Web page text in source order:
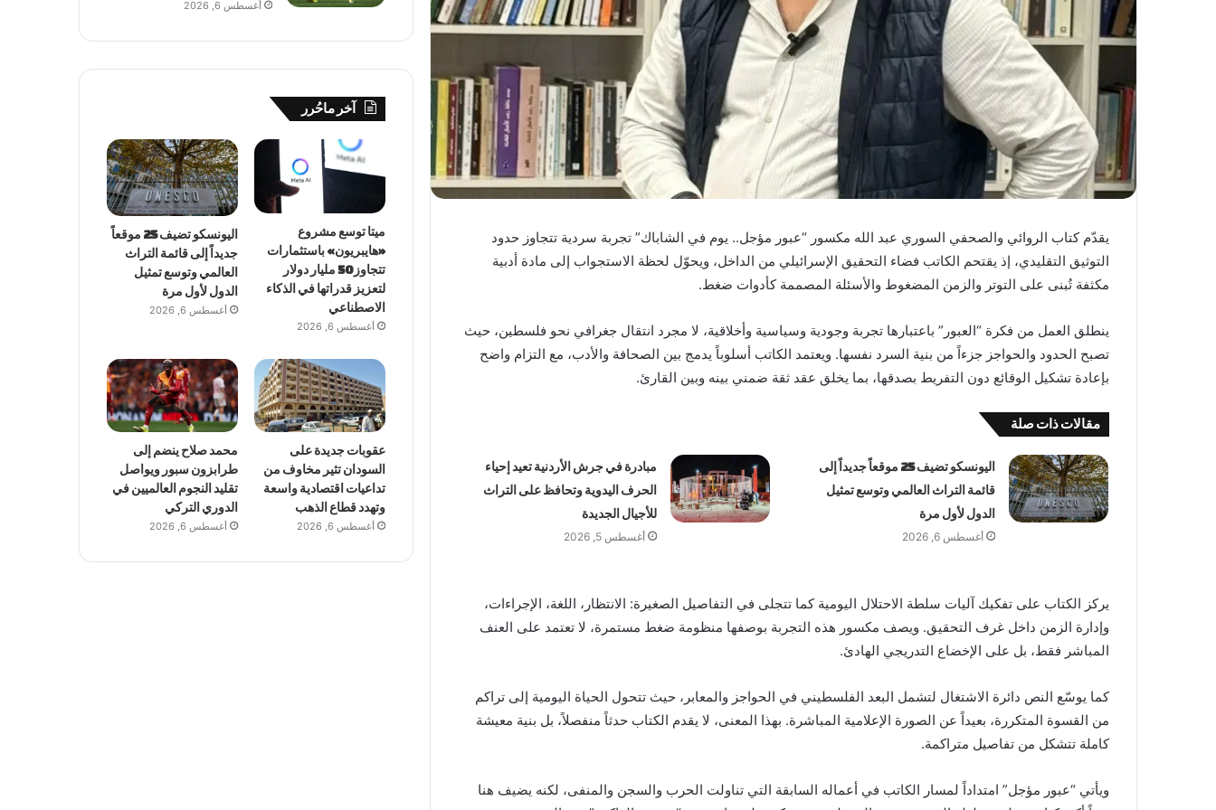
يقدّم كتاب الروائي والصحفي السوري عبد الله مكسور “عبور مؤجل.. يوم في الشاباك” تجربة سردية تتجاوز حدود
التوثيق التقليدي، إذ يقتحم الكاتب فضاء التحقيق الإسرائيلي من الداخل، ويحوّل لحظة الاستجواب إلى مادة أدبية
مكثفة تُبنى على التوتر والزمن المضغوط والأسئلة المصممة كأدوات ضغط.
ينطلق العمل من فكرة “العبور” باعتبارها تجربة وجودية وسياسية وأخلاقية، لا مجرد انتقال جغرافي نحو فلسطين، حيث
تصبح الحدود والحواجز جزءاً من بنية السرد نفسها. ويعتمد الكاتب أسلوباً يدمج بين الصحافة والأدب، مع التزام واضح
بإعادة تشكيل الوقائع دون التفريط بصدقها، بما يخلق عقد ثقة ضمني بينه وبين القارئ.
مقالات ذات صلة
اليونسكو تضيف 25 موقعاً جديداً إلى
قائمة التراث العالمي وتوسع تمثيل
الدول لأول مرة
أغسطس 6, 2026
مبادرة في جرش الأردنية تعيد إحياء
الحرف اليدوية وتحافظ على التراث
للأجيال الجديدة
أغسطس 5, 2026
يركز الكتاب على تفكيك آليات سلطة الاحتلال اليومية كما تتجلى في التفاصيل الصغيرة: الانتظار، اللغة، الإجراءات،
وإدارة الزمن داخل غرف التحقيق. ويصف مكسور هذه التجربة بوصفها منظومة ضغط مستمرة، لا تعتمد على العنف
المباشر فقط، بل على الإخضاع التدريجي الهادئ.
كما يوسّع النص دائرة الاشتغال لتشمل البعد الفلسطيني في الحواجز والمعابر، حيث تتحول الحياة اليومية إلى تراكم
من القسوة المتكررة، بعيداً عن الصورة الإعلامية المباشرة. بهذا المعنى، لا يقدم الكتاب حدثاً منفصلاً، بل بنية معيشة
كاملة تتشكل من تفاصيل متراكمة.
ويأتي “عبور مؤجل” امتداداً لمسار الكاتب في أعماله السابقة التي تناولت الحرب والسجن والمنفى، لكنه يضيف هنا
أغسطس 6, 2026
آخر ماحُرر
ميتا توسع مشروع
«هايبريون» باستثمارات
تتجاوز 50 مليار دولار
لتعزيز قدراتها في الذكاء
الاصطناعي
أغسطس 6, 2026
اليونسكو تضيف 25 موقعاً
جديداً إلى قائمة التراث
العالمي وتوسع تمثيل
الدول لأول مرة
أغسطس 6, 2026
عقوبات جديدة على
السودان تثير مخاوف من
تداعيات اقتصادية واسعة
وتهدد قطاع الذهب
أغسطس 6, 2026
محمد صلاح ينضم إلى
طرابزون سبور ويواصل
تقليد النجوم العالميين في
الدوري التركي
أغسطس 6, 2026